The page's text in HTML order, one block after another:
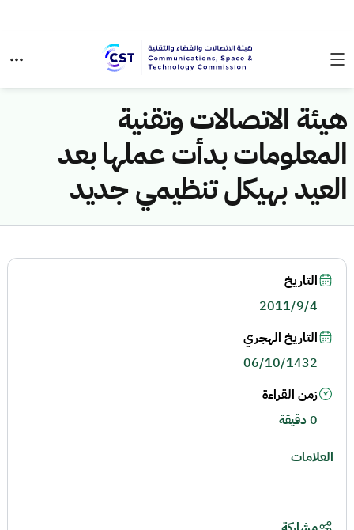
هيئة الاتصالات وتقنية
المعلومات بدأت عملها بعد
العيد بهيكل تنظيمي جديد
التاريخ
2011/9/4
التاريخ الهجري
06/10/1432
زمن القراءة
0 دقيقة
العلامات